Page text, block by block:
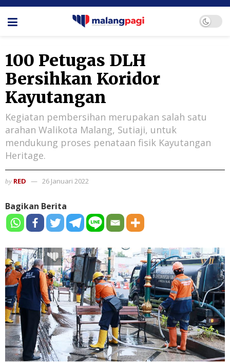
100 Petugas DLH
Bersihkan Koridor
Kayutangan
Kegiatan pembersihan merupakan salah satu
arahan Walikota Malang, Sutiaji, untuk
mendukung proses penataan fisik Kayutangan
Heritage.
by RED 26 Januari 2022
Bagikan Berita